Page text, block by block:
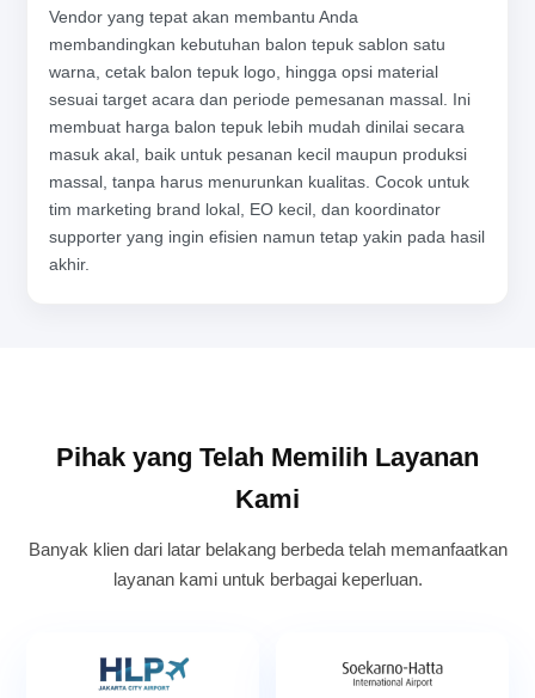
Vendor yang tepat akan membantu Anda
membandingkan kebutuhan balon tepuk sablon satu
warna, cetak balon tepuk logo, hingga opsi material
sesuai target acara dan periode pemesanan massal. Ini
membuat harga balon tepuk lebih mudah dinilai secara
masuk akal, baik untuk pesanan kecil maupun produksi
massal, tanpa harus menurunkan kualitas. Cocok untuk
tim marketing brand lokal, EO kecil, dan koordinator
supporter yang ingin efisien namun tetap yakin pada hasil
akhir.
Pihak yang Telah Memilih Layanan
Kami
Banyak klien dari latar belakang berbeda telah memanfaatkan
layanan kami untuk berbagai keperluan.